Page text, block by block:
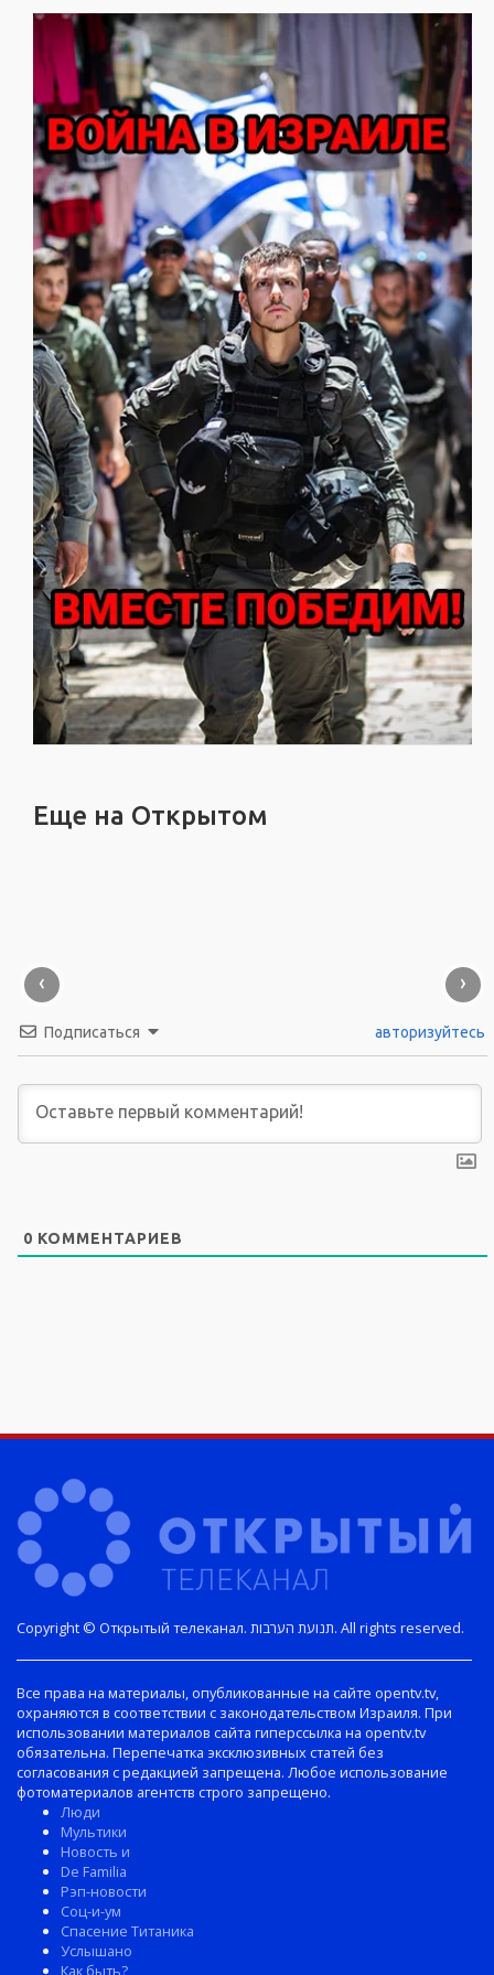
Еще на Открытом
‹ ›
Подписаться авторизуйтесь
0 КОММЕНТАРИЕВ
Copyright © Открытый телеканал. תנועת הערבות. All rights reserved.
Все права на материалы, опубликованные на сайте opentv.tv,
охраняются в соответствии с законодательством Израиля. При
использовании материалов сайта гиперссылка на opentv.tv
обязательна. Перепечатка эксклюзивных статей без
согласования с редакцией запрещена. Любое использование
фотоматериалов агентств строго запрещено.
Люди
Мультики
Новость и
De Familia
Рэп-новости
Соц-и-ум
Спасение Титаника
Услышано
Как быть?